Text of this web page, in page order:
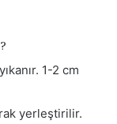
1-2 cm
yerleştirilir.